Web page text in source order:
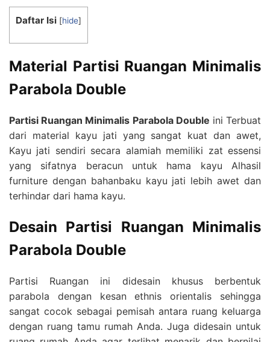
Daftar Isi [hide]
Material Partisi Ruangan Minimalis
Parabola Double
Partisi Ruangan Minimalis Parabola Double ini Terbuat
dari material kayu jati yang sangat kuat dan awet,
Kayu jati sendiri secara alamiah memiliki zat essensi
yang sifatnya beracun untuk hama kayu Alhasil
furniture dengan bahanbaku kayu jati lebih awet dan
terhindar dari hama kayu.
Desain Partisi Ruangan Minimalis
Parabola Double
Partisi Ruangan ini didesain khusus berbentuk
parabola dengan kesan ethnis orientalis sehingga
sangat cocok sebagai pemisah antara ruang keluarga
dengan ruang tamu rumah Anda. Juga didesain untuk